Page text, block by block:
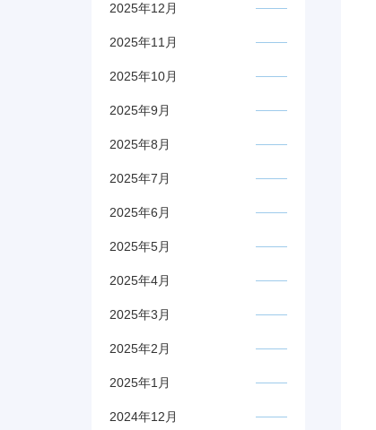
2025年12月
2025年11月
2025年10月
2025年9月
2025年8月
2025年7月
2025年6月
2025年5月
2025年4月
2025年3月
2025年2月
2025年1月
2024年12月